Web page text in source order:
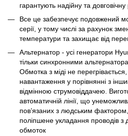
гарантують надійну та
Все це забезпечує подовжений
серії, у тому числі за рахунок
температури та захищає від
Альтернатор - усі генератори
тільки синхронними
Обмотка з міді не
навантаження у порівнянні з
відмінною струмовіддачею.
автоматичній лінії, що
пов’язаних з людським
поліпшене укладання проводів з
обмоток